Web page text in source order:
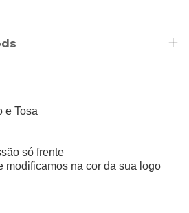
e Tosa
só frente
modificamos na cor da sua logo